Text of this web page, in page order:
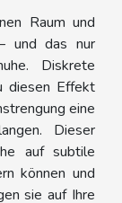
Raum und
und das nur
Diskrete
diesen Effekt
eine
Dieser
auf subtile
können und
sie auf Ihre